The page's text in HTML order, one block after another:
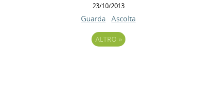
23/10/2013
Guarda Ascolta
ALTRO »